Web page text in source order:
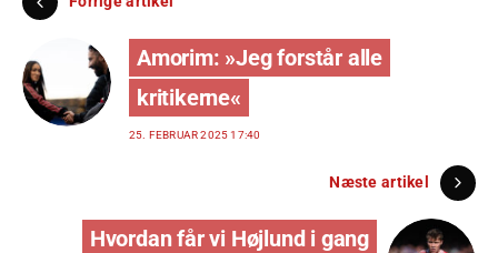
Amorim: »Jeg forstår alle
kritikerne«
25. FEBRUAR 2025 17:40
Næste artikel
Hvordan får vi Højlund i gang